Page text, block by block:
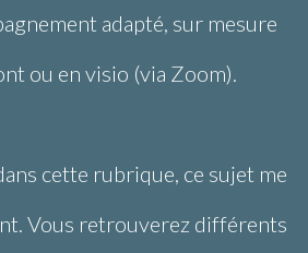
adapté, sur mesure
ou en visio (via Zoom).
cette rubrique, ce sujet me
Vous retrouverez différents